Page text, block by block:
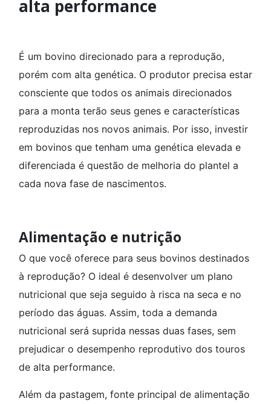
alta performance
É um bovino direcionado para a reprodução,
porém com alta genética. O produtor precisa estar
consciente que todos os animais direcionados
para a monta terão seus genes e características
reproduzidas nos novos animais. Por isso, investir
em bovinos que tenham uma genética elevada e
diferenciada é questão de melhoria do plantel a
cada nova fase de nascimentos.
Alimentação e nutrição
O que você oferece para seus bovinos destinados
à reprodução? O ideal é desenvolver um plano
nutricional que seja seguido à risca na seca e no
período das águas. Assim, toda a demanda
nutricional será suprida nessas duas fases, sem
prejudicar o desempenho reprodutivo dos touros
de alta performance.
Além da pastagem, fonte principal de alimentação